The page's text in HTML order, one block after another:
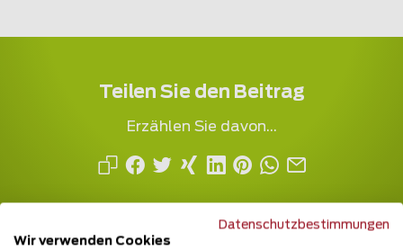
Teilen Sie den Beitrag
Erzählen Sie davon...
Datenschutzbestimmungen
Wir verwenden Cookies